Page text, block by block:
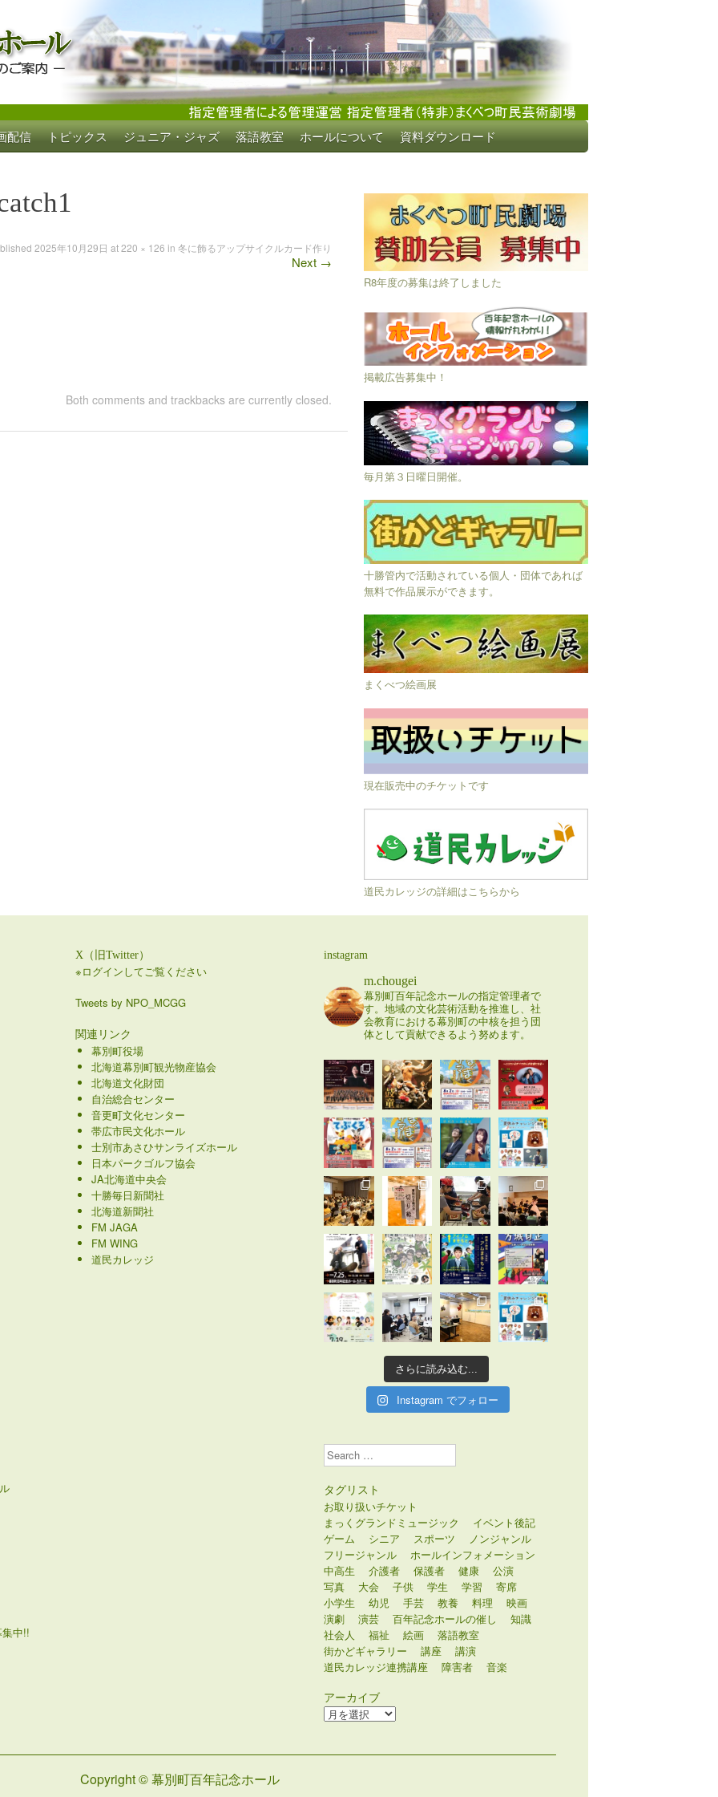
ール
配信 トピックス ジュニア・ジャズ 落語教室 ホールについて 資料ダウンロード
2025年10月29日 at220 × 126 in 冬に飾るアップサイクルカード作り
Next →
Both comments and trackbacks are currently closed.
R8年度の募集は終了しました
掲載広告募集中！
毎月第３日曜日開催。
十勝管内で活動されている個人・団体であれば
無料で作品展示ができます。
まくべつ絵画展
現在販売中のチケットです
道民カレッジの詳細はこちらから
中!!
X（旧Twitter）
※ログインしてご覧ください
Tweets by NPO_MCGG
関連リンク
幕別町役場
北海道幕別町観光物産協会
北海道文化財団
自治総合センター
音更町文化センター
帯広市民文化ホール
士別市あさひサンライズホール
日本パークゴルフ協会
JA北海道中央会
十勝毎日新聞社
北海道新聞社
FM JAGA
FM WING
道民カレッジ
instagram
m.chougei
幕別町百年記念ホールの指定管理者で
す。地域の文化芸術活動を推進し、社
会教育における幕別町の中核を担う団
体として貢献できるよう努めます。
さらに読み込む...
Instagram でフォロー
Search
タグリスト
お取り扱いチケット
まっくグランドミュージック
イベント後記
ゲーム
シニア スポーツ
ノンジャンル
フリージャンル
ホールインフォメーション
中高生
介護者 保護者 健康
公演
写真
大会 子供 学生 学習
寄席
小学生
幼児 手芸 教養 料理
映画
演劇
演芸 百年記念ホールの催し
知識
社会人
福祉 絵画
落語教室
街かどギャラリー
講座
講演
道民カレッジ連携講座
障害者 音楽
アーカイブ
ア
Copyright © 幕別町百年記念ホール